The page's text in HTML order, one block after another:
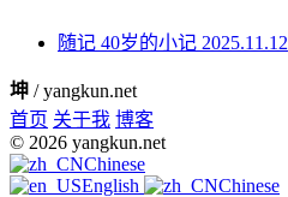
随记 40岁的小记 2025.11.12
坤 / yangkun.net
首页 关于我 博客
© 2026 yangkun.net
Chinese
English
Chinese